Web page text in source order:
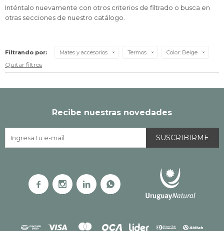
Inténtalo nuevamente con otros criterios de filtrado o busca en
otras secciones de nuestro catálogo.
Filtrando por: Mates y accesorios Termos Color: Beige
Quitar filtros
Recibe nuestras novedades
SUSCRIBIRME
   